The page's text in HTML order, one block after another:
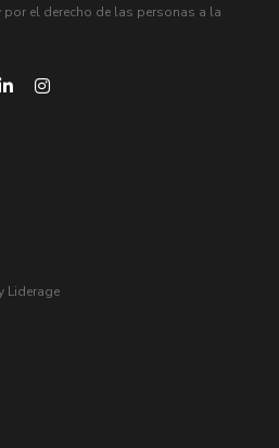
el derecho de las personas a la
Liderage